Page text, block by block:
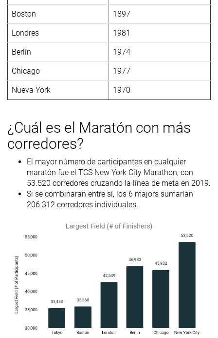
Boston 1897
Londres 1981
Berlín 1974
Chicago 1977
Nueva York 1970
¿Cuál es el Maratón con más
corredores?
El mayor número de participantes en cualquier
maratón fue el TCS New York City Marathon, con
53.520 corredores cruzando la línea de meta en 2019.
Si se combinaran entre sí, los 6 majors sumarían
206.312 corredores individuales.